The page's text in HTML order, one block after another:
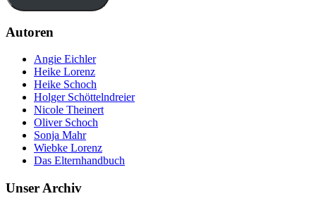
Autoren
Angie Eichler
Heike Lorenz
Heike Schoch
Holger Schöttelndreier
Nicole Theinert
Oliver Schoch
Sonja Mahr
Wiebke Lorenz
Das Elternhandbuch
Unser Archiv